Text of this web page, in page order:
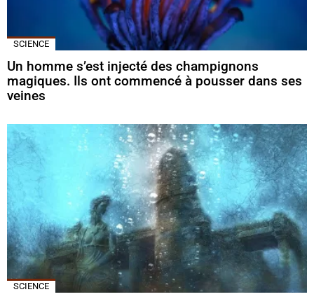
SCIENCE
Un homme s’est injecté des champignons
magiques. Ils ont commencé à pousser dans ses
veines
SCIENCE